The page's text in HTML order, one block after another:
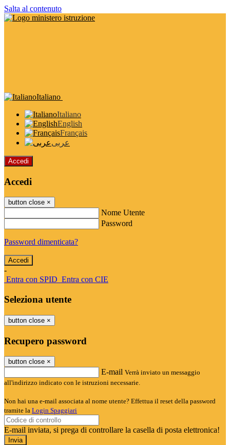
Salta al contenuto
Italiano
Italiano
English
Français
عربى
Accedi
Accedi
button close ×
Nome Utente
Password
Password dimenticata?
-
Entra con SPID Entra con CIE
Seleziona utente
button close ×
Recupero password
button close ×
E-mail Verrà inviato un messaggio
all'indirizzo indicato con le istruzioni necessarie.
Non hai una e-mail associata al nome utente? Effettua il reset della password
tramite la Login Spaggiari
E-mail inviata, si prega di controllare la casella di posta elettronica!